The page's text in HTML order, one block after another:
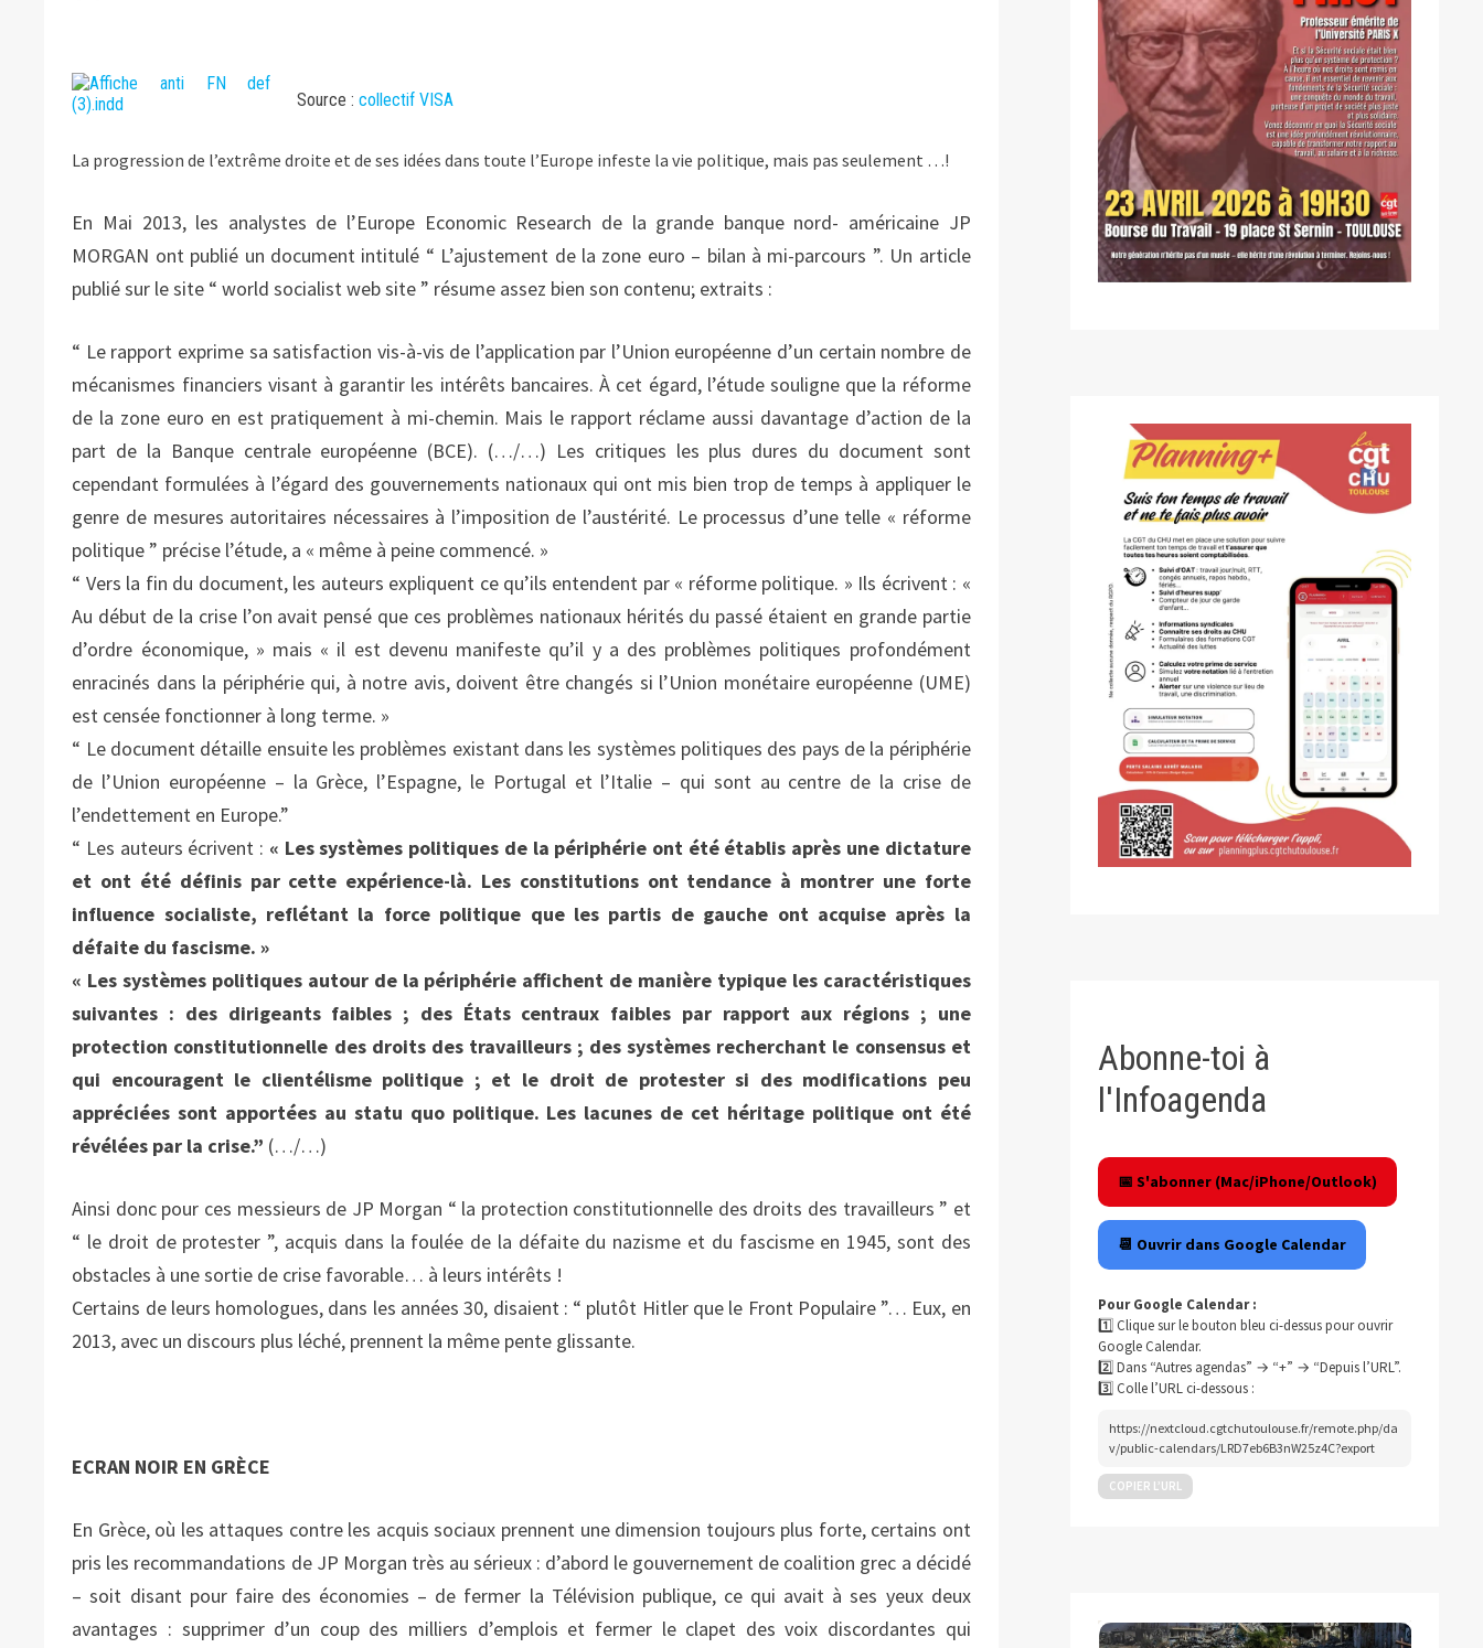
Source :collectif VISA
La progression de l’extrême droite et de ses idées dans toute l’Europe infeste la vie politique, mais pas seulement …!
En Mai 2013, les analystes de l’Europe Economic Research de la grande banque nord- américaine JP
MORGAN ont publié un document intitulé “ L’ajustement de la zone euro – bilan à mi-parcours ”. Un article
publié sur le site “ world socialist web site ” résume assez bien son contenu; extraits :
“ Le rapport exprime sa satisfaction vis-à-vis de l’application par l’Union européenne d’un certain nombre de
mécanismes financiers visant à garantir les intérêts bancaires. À cet égard, l’étude souligne que la réforme
de la zone euro en est pratiquement à mi-chemin. Mais le rapport réclame aussi davantage d’action de la
part de la Banque centrale européenne (BCE). (…/…) Les critiques les plus dures du document sont
cependant formulées à l’égard des gouvernements nationaux qui ont mis bien trop de temps à appliquer le
genre de mesures autoritaires nécessaires à l’imposition de l’austérité. Le processus d’une telle « réforme
politique ” précise l’étude, a « même à peine commencé. »
“ Vers la fin du document, les auteurs expliquent ce qu’ils entendent par « réforme politique. » Ils écrivent : «
Au début de la crise l’on avait pensé que ces problèmes nationaux hérités du passé étaient en grande partie
d’ordre économique, » mais « il est devenu manifeste qu’il y a des problèmes politiques profondément
enracinés dans la périphérie qui, à notre avis, doivent être changés si l’Union monétaire européenne (UME)
est censée fonctionner à long terme. »
“ Le document détaille ensuite les problèmes existant dans les systèmes politiques des pays de la périphérie
de l’Union européenne – la Grèce, l’Espagne, le Portugal et l’Italie – qui sont au centre de la crise de
l’endettement en Europe.”
“ Les auteurs écrivent : « Les systèmes politiques de la périphérie ont été établis après une dictature
et ont été définis par cette expérience-là. Les constitutions ont tendance à montrer une forte
influence socialiste, reflétant la force politique que les partis de gauche ont acquise après la
défaite du fascisme. »
« Les systèmes politiques autour de la périphérie affichent de manière typique les caractéristiques
suivantes : des dirigeants faibles ; des États centraux faibles par rapport aux régions ; une
protection constitutionnelle des droits des travailleurs ; des systèmes recherchant le consensus et
qui encouragent le clientélisme politique ; et le droit de protester si des modifications peu
appréciées sont apportées au statu quo politique. Les lacunes de cet héritage politique ont été
révélées par la crise.” (…/…)
Ainsi donc pour ces messieurs de JP Morgan “ la protection constitutionnelle des droits des travailleurs ” et
“ le droit de protester ”, acquis dans la foulée de la défaite du nazisme et du fascisme en 1945, sont des
obstacles à une sortie de crise favorable… à leurs intérêts !
Certains de leurs homologues, dans les années 30, disaient : “ plutôt Hitler que le Front Populaire ”… Eux, en
2013, avec un discours plus léché, prennent la même pente glissante.
ECRAN NOIR EN GRÈCE
En Grèce, où les attaques contre les acquis sociaux prennent une dimension toujours plus forte, certains ont
pris les recommandations de JP Morgan très au sérieux : d’abord le gouvernement de coalition grec a décidé
– soit disant pour faire des économies – de fermer la Télévision publique, ce qui avait à ses yeux deux
avantages : supprimer d’un coup des milliers d’emplois et fermer le clapet des voix discordantes qui
Abonne-toi à
l'Infoagenda
📅 S'abonner (Mac/iPhone/Outlook)
📆 Ouvrir dans Google Calendar
Pour Google Calendar :
1️⃣ Clique sur le bouton bleu ci-dessus pour ouvrir
Google Calendar.
2️⃣ Dans “Autres agendas” → “+” → “Depuis l’URL”.
3️⃣ Colle l’URL ci-dessous :
https://nextcloud.cgtchutoulouse.fr/remote.php/da
v/public-calendars/LRD7eb6B3nW25z4C?export
COPIER L’URL